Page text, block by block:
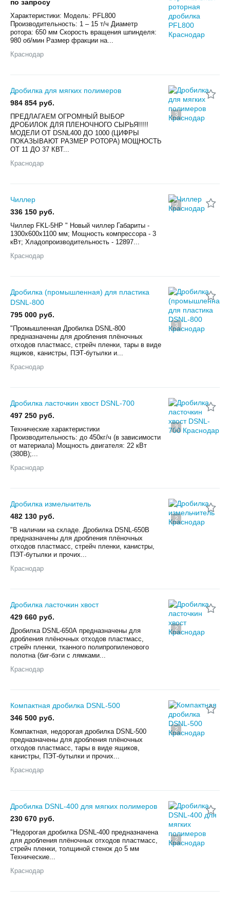
по запросу
Характеристики: Модель: PFL800
Производительность: 1 – 15 т/ч Диаметр
ротора: 650 мм Скорость вращения шпинделя:
980 об/мин Размер фракции на...
Краснодар
3
Дробилка для мягких полимеров
984 854 руб.
ПРЕДЛАГАЕМ ОГРОМНЫЙ ВЫБОР
ДРОБИЛОК ДЛЯ ПЛЕНОЧНОГО СЫРЬЯ!!!!!
МОДЕЛИ ОТ DSNL400 ДО 1000 (ЦИФРЫ
ПОКАЗЫВАЮТ РАЗМЕР РОТОРА) МОЩНОСТЬ
ОТ 11 ДО 37 КВТ...
Краснодар
2
Чиллер
336 150 руб.
Чиллер FKL-5HP " Новый чиллер Габариты -
1300х600х1100 мм; Мощность компрессора - 3
кВт; Хладопроизводительность - 12897...
Краснодар
3
Дробилка (промышленная) для пластика
DSNL-800
795 000 руб.
"Промышленная Дробилка DSNL-800
предназначены для дробления плёночных
отходов пластмасс, стрейч пленки, тары в виде
ящиков, канистры, ПЭТ-бутылки и...
Краснодар
3
Дробилка ласточкин хвост DSNL-700
497 250 руб.
Технические характеристики
Производительность: до 450кг/ч (в зависимости
от материала) Мощность двигателя: 22 кВт
(380В);...
Краснодар
2
Дробилка измельчитель
482 130 руб.
"В наличии на складе. Дробилка DSNL-650B
предназначены для дробления плёночных
отходов пластмасс, стрейч пленки, канистры,
ПЭТ-бутылки и прочих...
Краснодар
2
Дробилка ласточкин хвост
429 660 руб.
Дробилка DSNL-650А предназначены для
дробления плёночных отходов пластмасс,
стрейч пленки, тканного полипропиленового
полотна (биг-бэги с лямками...
Краснодар
2
Компактная дробилка DSNL-500
346 500 руб.
Компактная, недорогая дробилка DSNL-500
предназначены для дробления плёночных
отходов пластмасс, тары в виде ящиков,
канистры, ПЭТ-бутылки и прочих...
Краснодар
2
Дробилка DSNL-400 для мягких полимеров
230 670 руб.
"Недорогая дробилка DSNL-400 предназначена
для дробления плёночных отходов пластмасс,
стрейч пленки, толщиной стенок до 5 мм
Технические...
Краснодар